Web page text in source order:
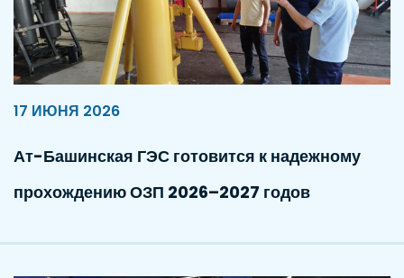
17 ИЮНЯ 2026
Ат-Башинская ГЭС готовится к надежному
прохождению ОЗП 2026–2027 годов